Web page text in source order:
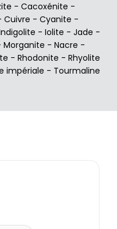
- Cacoxénite -
Cuivre - Cyanite -
- Iolite - Jade -
Morganite - Nacre -
- Rhodonite - Rhyolite
impériale - Tourmaline